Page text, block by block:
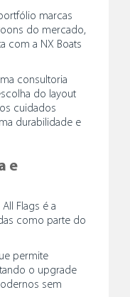
marcas
do mercado,
com a NX Boats
consultoria
do layout
cuidados
durabilidade e
e
Flags é a
como parte do
permite
o upgrade
sem